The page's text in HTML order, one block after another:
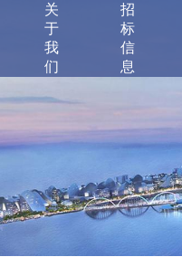
关
于
我
们
招
标
信
息